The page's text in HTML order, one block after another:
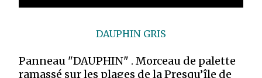
DAUPHIN GRIS
Panneau "DAUPHIN" . Morceau de palette
ramassé sur les plages de la Presqu’île de